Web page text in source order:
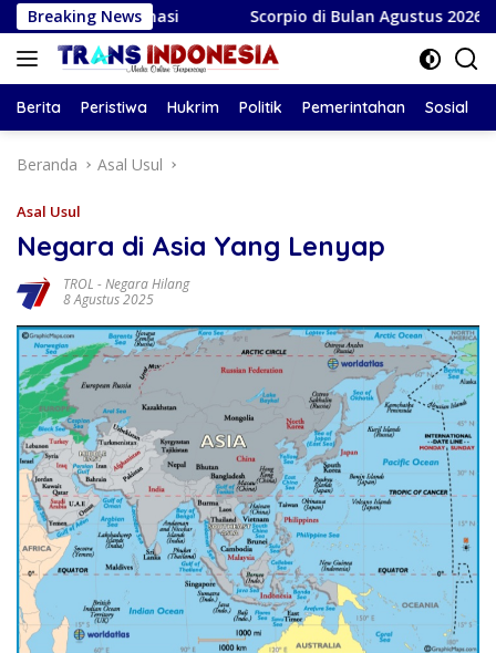
Langsung
ke
konten
Breaking NewsScorpio di Bulan Agustus 2026: Antara
Berita Peristiwa Hukrim Politik Pemerintahan Sosial
Beranda Asal Usul
Asal Usul
Negara di Asia Yang Lenyap
TROL -Negara Hilang
8 Agustus 2025